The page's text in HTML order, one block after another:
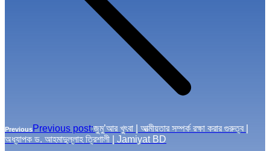
PreviousPrevious post:জুমু’আর খুৎবা | আত্মীয়তার সম্পর্ক রক্ষা করার গুরুত্ব |
অধ্যাপক ড. আহমাদুল্লাহ ত্রিশালী | Jamiyat BD